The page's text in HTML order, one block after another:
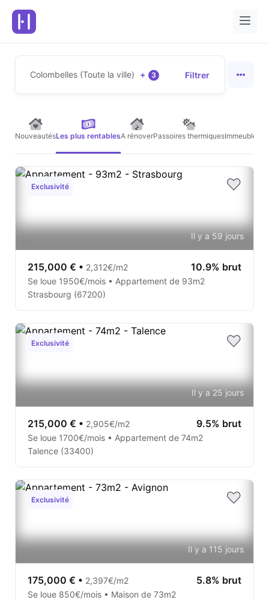
Colombelles (Toute la ville) + 3 Filtrer
NouveautésLes plus rentablesA rénoverPassoires thermiquesImmeubles
Exclusivité
Il y a 59 jours
215,000 € • 2,312€/m2 10.9% brut
Se loue 1950€/mois • Appartement de 93m2
Strasbourg (67200)
Exclusivité
Il y a 25 jours
215,000 € • 2,905€/m2 9.5% brut
Se loue 1700€/mois • Appartement de 74m2
Talence (33400)
Exclusivité
Il y a 115 jours
175,000 € • 2,397€/m2 5.8% brut
Se loue 850€/mois • Maison de 73m2